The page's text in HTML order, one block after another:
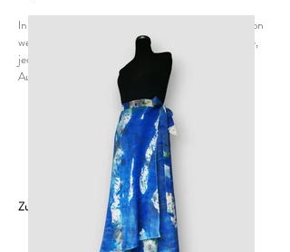
In unserem Shop findet ihr übrigens bereits jetzt schon
weitere einzigartige Actionpainting-Kleidungsstücke,
jedes ein handgemachtes Unikat voller Farbe und
Ausdruckskraft!
Zu allen Kleidungs-Kunstwerken:​​​​​​​​​​​​​​​​​​​​​​​​​